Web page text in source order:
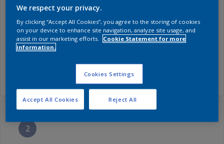
否 是
请选择一个产品来进行准确计算
2
We respect your privacy.
By clicking “Accept All Cookies”, you agree to the storing of cookies
on your device to enhance site navigation, analyze site usage, and
assist in our marketing efforts.
Cookie Statement for more
information.
Cookies Settings
Reject All
Accept All Cookies